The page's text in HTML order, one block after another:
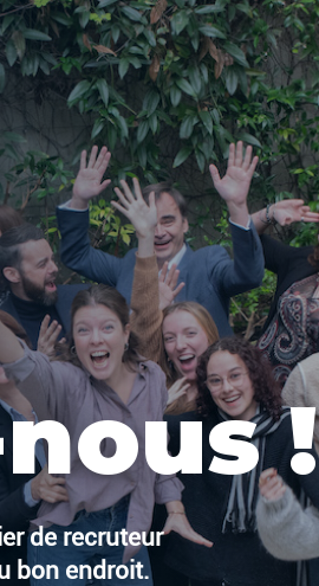
!
de recruteur
bon endroit.